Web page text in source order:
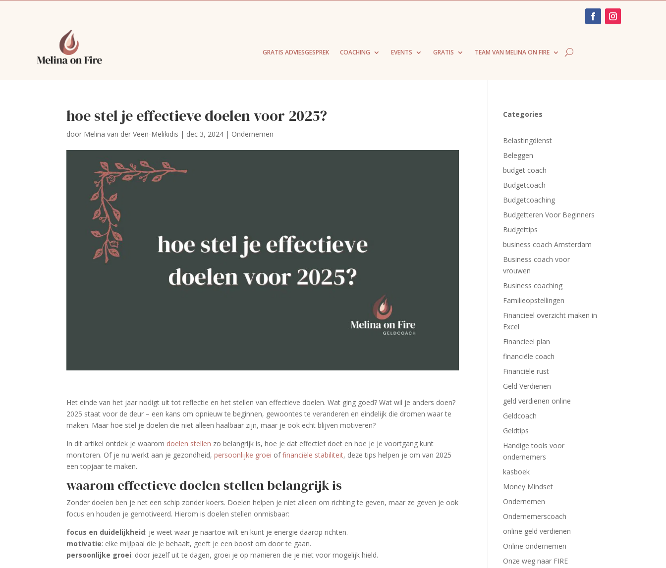
GRATIS ADVIESGESPREK COACHING EVENTS GRATIS TEAM VAN MELINA ON FIRE
hoe stel je effectieve doelen voor 2025?
door Melina van der Veen-Melikidis | dec 3, 2024 | Ondernemen
Het einde van het jaar nodigt uit tot reflectie en het stellen van effectieve doelen. Wat ging goed? Wat wil je anders doen?
2025 staat voor de deur – een kans om opnieuw te beginnen, gewoontes te veranderen en eindelijk die dromen waar te
maken. Maar hoe stel je doelen die niet alleen haalbaar zijn, maar je ook echt blijven motiveren?
In dit artikel ontdek je waarom doelen stellen zo belangrijk is, hoe je dat effectief doet en hoe je je voortgang kunt
monitoren. Of je nu werkt aan je gezondheid,persoonlijke groei offinanciële stabiliteit, deze tips helpen je om van 2025
een topjaar te maken.
waarom effectieve doelen stellen belangrijk is
Zonder doelen ben je net een schip zonder koers. Doelen helpen je niet alleen om richting te geven, maar ze geven je ook
focus en houden je gemotiveerd. Hierom is doelen stellen onmisbaar:
focus en duidelijkheid: je weet waar je naartoe wilt en kunt je energie daarop richten.
motivatie: elke mijlpaal die je behaalt, geeft je een boost om door te gaan.
persoonlijke groei: door jezelf uit te dagen, groei je op manieren die je niet voor mogelijk hield.
Categories
Belastingdienst
Beleggen
budget coach
Budgetcoach
Budgetcoaching
Budgetteren Voor Beginners
Budgettips
business coach Amsterdam
Business coach voor
vrouwen
Business coaching
Familieopstellingen
Financieel overzicht maken in
Excel
Financieel plan
financiële coach
Financiële rust
Geld Verdienen
geld verdienen online
Geldcoach
Geldtips
Handige tools voor
ondernemers
kasboek
Money Mindset
Ondernemen
Ondernemerscoach
online geld verdienen
Online ondernemen
Onze weg naar FIRE